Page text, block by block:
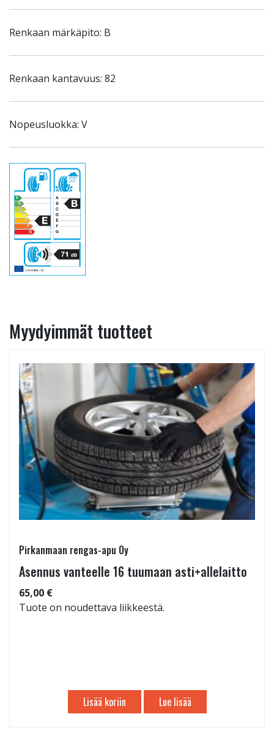
Renkaan märkäpito: B
Renkaan kantavuus: 82
Nopeusluokka: V
Myydyimmät tuotteet
Pirkanmaan rengas-apu Oy
Asennus vanteelle 16 tuumaan asti+allelaitto
65,00 €
Tuote on noudettava liikkeestä.
Lisää koriin Lue lisää